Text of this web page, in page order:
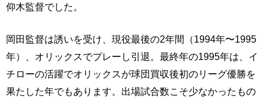
仰木監督でした。
岡田監督は誘いを受け、現役最後の2年間（1994年〜1995
年）、オリックスでプレーし引退。最終年の1995年は、イ
チローの活躍でオリックスが球団買収後初のリーグ優勝を
果たした年でもあります。出場試合数こそ少なかったもの